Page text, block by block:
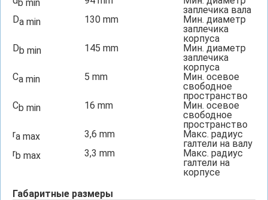
b min
заплечика вала
Da min 130 mm
Мин. диаметр
заплечика
корпуса
Db min 145 mm
Мин. диаметр
заплечика
корпуса
Ca min 5 mm
Мин. осевое
свободное
пространство
Cb min 16 mm
Мин. осевое
свободное
пространство
ra max 3,6 mm
Макс. радиус
галтели на валу
rb max 3,3 mm
Макс. радиус
галтели на
корпусе
Габаритные размеры